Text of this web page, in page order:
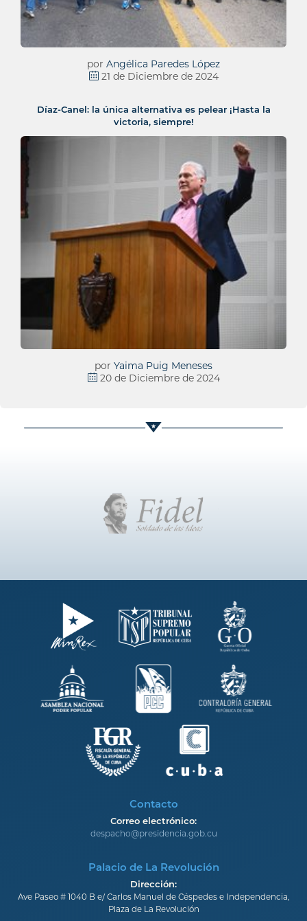
por Angélica Paredes López
21 de Diciembre de 2024
Díaz-Canel: la única alternativa es pelear ¡Hasta la
victoria, siempre!
por Yaima Puig Meneses
20 de Diciembre de 2024
Contacto
Correo electrónico:
despacho@presidencia.gob.cu
Palacio de La Revolución
Dirección:
Ave Paseo # 1040 B e/ Carlos Manuel de Céspedes e Independencia,
Plaza de La Revolución